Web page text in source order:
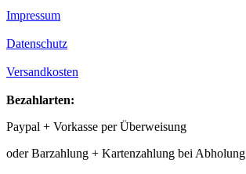
Impressum
Datenschutz
Versandkosten
Bezahlarten:
Paypal + Vorkasse per Überweisung
oder Barzahlung + Kartenzahlung bei Abholung